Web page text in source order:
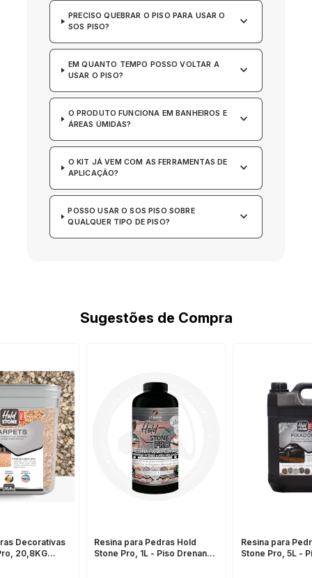
PRECISO QUEBRAR O PISO PARA USAR O
SOS PISO?
keyboard_arrow_down
EM QUANTO TEMPO POSSO VOLTAR A
USAR O PISO?
keyboard_arrow_down
O PRODUTO FUNCIONA EM BANHEIROS E
ÁREAS ÚMIDAS?
keyboard_arrow_down
O KIT JÁ VEM COM AS FERRAMENTAS DE
APLICAÇÃO?
keyboard_arrow_down
POSSO USAR O SOS PISO SOBRE
QUALQUER TIPO DE PISO?
keyboard_arrow_down
Sugestões de Compra
Decorativas
20,8KG
Resina para Pedras Hold
Stone Pro, 1L - Piso Drenante
Resina para
Stone Pro, 5L -